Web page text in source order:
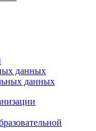
данных
данных